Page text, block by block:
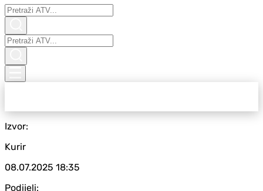
Izvor:
Kurir
08.07.2025 18:35
Podijeli: